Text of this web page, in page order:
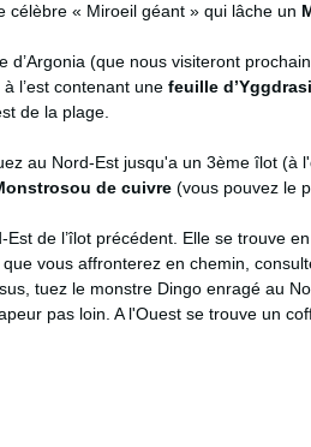
célèbre « Miroeil géant » qui lâche un
(que nous visiteront
l’est contenant une feuille
de la plage.
au Nord-Est jusqu'a un 3ème îlot (à
de cuivre (vous pouvez le
de l’îlot précédent. Elle se trouve
vous affronterez en chemin,
tuez le monstre Dingo enragé au
pas loin. A l'Ouest se trouve un